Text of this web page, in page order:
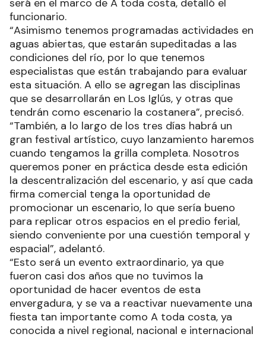
funcionario.
“Asimismo tenemos programadas actividades en
aguas abiertas, que estarán supeditadas a las
condiciones del río, por lo que tenemos
especialistas que están trabajando para evaluar
esta situación. A ello se agregan las disciplinas
que se desarrollarán en Los Iglús, y otras que
tendrán como escenario la costanera”, precisó.
“También, a lo largo de los tres días habrá un
gran festival artístico, cuyo lanzamiento haremos
cuando tengamos la grilla completa. Nosotros
queremos poner en práctica desde esta edición
la descentralización del escenario, y así que cada
firma comercial tenga la oportunidad de
promocionar un escenario, lo que sería bueno
para replicar otros espacios en el predio ferial,
siendo conveniente por una cuestión temporal y
espacial”, adelantó.
“Esto será un evento extraordinario, ya que
fueron casi dos años que no tuvimos la
oportunidad de hacer eventos de esta
envergadura, y se va a reactivar nuevamente una
fiesta tan importante como A toda costa, ya
conocida a nivel regional, nacional e internacional